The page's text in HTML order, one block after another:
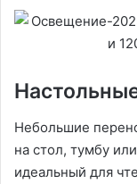
Небольшие
на стол, тумбу
идеальный для